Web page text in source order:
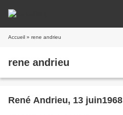
Accueil » rene andrieu
rene andrieu
René Andrieu, 13 juin1968